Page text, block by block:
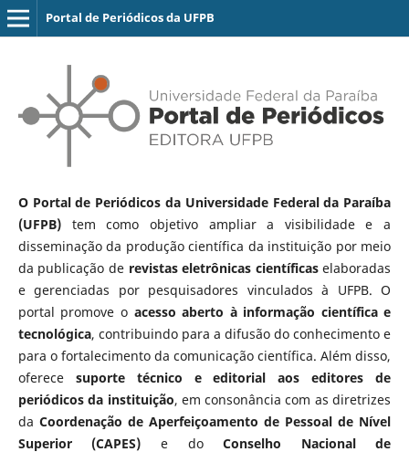
Portal de Periódicos da UFPB
O Portal de Periódicos da Universidade Federal da Paraíba
(UFPB)tem como objetivo ampliar a visibilidade e a
disseminação da produção científica da instituição por meio
da publicação de revistas eletrônicas científicaselaboradas
e gerenciadas por pesquisadores vinculados à UFPB. O
portal promove o acesso aberto à informação científica e
tecnológica, contribuindo para a difusão do conhecimento e
para o fortalecimento da comunicação científica. Além disso,
oferece suporte técnico e editorial aos editores de
periódicos da instituição, em consonância com as diretrizes
da Coordenação de Aperfeiçoamento de Pessoal de Nível
Superior (CAPES) e doConselho Nacional de